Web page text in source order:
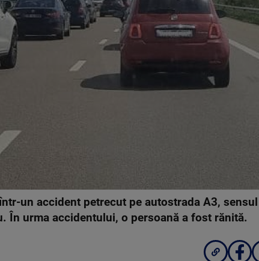
un accident petrecut pe autostrada A3,
În urma accidentului, o persoană a fost rănită.